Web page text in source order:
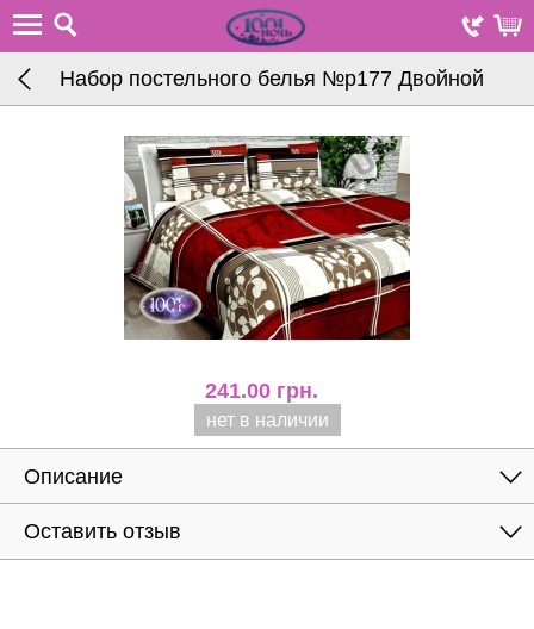
Набор постельного белья №р177 Двойной
241.00 грн.
нет в наличии
Описание
Оставить отзыв